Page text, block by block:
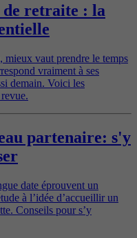
retraite : la
mieux vaut prendre le temps
vraiment à ses
demain. Voici les
partenaire: s'y
date éprouvent un
à l’idée d’accueillir un
Conseils pour s’y